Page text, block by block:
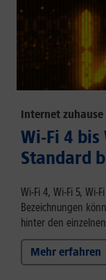
Internet zuhause
Wi-Fi 4 bis
Standard
Wi-Fi 4, Wi-Fi 5, Wi-
Bezeichnungen
hinter den
Mehr erfahren